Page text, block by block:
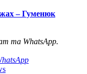
– Гуменюк
та WhatsApp.